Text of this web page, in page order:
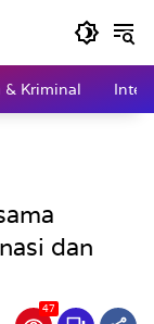
& Kriminal
dan
47